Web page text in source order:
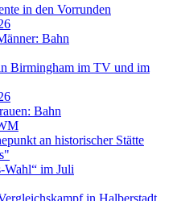
in den Vorrunden
Bahn
Birmingham im TV und im
Bahn
an historischer Stätte
im Juli
in Halberstadt